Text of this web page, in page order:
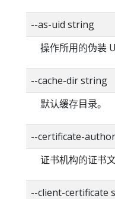
--as-uid string
操作所用的伪装
--cache-dir string
默认缓存目录。
--certificate-
证书机构的证书
--client-certificate